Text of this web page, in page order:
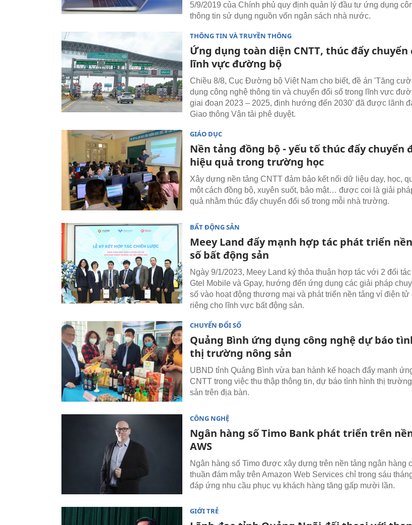
5/9/2019 của Chính phủ quy định quản lý đầu tư ứng dụng
thông tin sử dụng nguồn vốn ngân sách nhà nước.
THÔNG TIN VÀ TRUYỀN THÔNG
Ứng dụng toàn diện CNTT, thúc đẩy chuyển
lĩnh vực đường bộ
Chiều 8/8, Cục Đường bộ Việt Nam cho biết, đề án 'Tăng
dụng công nghệ thông tin và chuyển đổi số trong lĩnh vực
giai đoạn 2023 – 2025, định hướng đến 2030' đã được lãnh
Giao thông Vận tải phê duyệt.
GIÁO DỤC
Nền tảng đồng bộ - yếu tố thúc đẩy chuyển
hiệu quả trong trường học
Xây dựng nền tảng CNTT đảm bảo kết nối dữ liệu dạy, học,
một cách đồng bộ, xuyên suốt, bảo mật… được coi là giải
quả nhằm thúc đẩy chuyển đổi số trong mỗi nhà trường.
BẤT ĐỘNG SẢN
Meey Land đẩy mạnh hợp tác phát triển
số bất động sản
Ngày 9/1/2023, Meey Land ký thỏa thuận hợp tác với 2 đối
Gtel Mobile và Gpay, hướng đến ứng dụng các giải pháp
số vào hoạt động thương mại và phát triển nền tảng ví điện tử
riêng cho lĩnh vực bất động sản.
CHUYỂN ĐỔI SỐ
Quảng Bình ứng dụng công nghệ dự báo
thị trường nông sản
UBND tỉnh Quảng Bình vừa ban hành kế hoạch đẩy mạnh
CNTT trong việc thu thập thông tin, dự báo tình hình thị
sản trên địa bàn.
CÔNG NGHỆ
Ngân hàng số Timo Bank phát triển trên
AWS
Ngân hàng số Timo được xây dựng trên nền tảng ngân hàng
thuần đám mây trên Amazon Web Services chỉ trong sáu
đáp ứng nhu cầu phục vụ khách hàng tăng gấp mười lần.
GIỚI TRẺ